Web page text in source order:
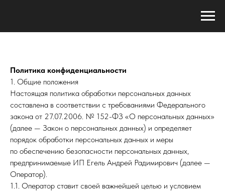
Политика конфиденциальности
1. Общие положения
Настоящая политика обработки персональных данных
составлена в соответствии с требованиями Федерального
закона от 27.07.2006. № 152-ФЗ «О персональных данных»
(далее — Закон о персональных данных) и определяет
порядок обработки персональных данных и меры
по обеспечению безопасности персональных данных,
предпринимаемые ИП Егель Андрей Радимирович (далее —
Оператор).
1.1. Оператор ставит своей важнейшей целью и условием